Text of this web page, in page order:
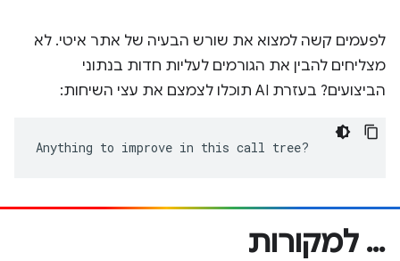
לפעמים קשה למצוא את שורש הבעיה של אתר איטי. לא
מצליחים להבין את הגורמים לעליות חדות בנתוני
הביצועים? בעזרת AI תוכלו לצמצם את עצי השיחות:
Anything to improve in this call tree?
… למקורות